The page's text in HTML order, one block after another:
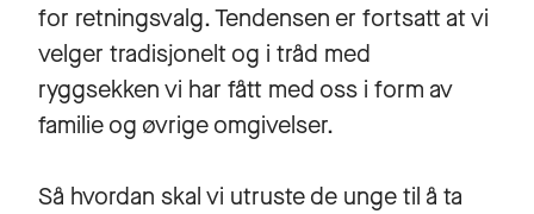
for retningsvalg. Tendensen er fortsatt at vi
velger tradisjonelt og i tråd med
ryggsekken vi har fått med oss i form av
familie og øvrige omgivelser.
Så hvordan skal vi utruste de unge til å ta